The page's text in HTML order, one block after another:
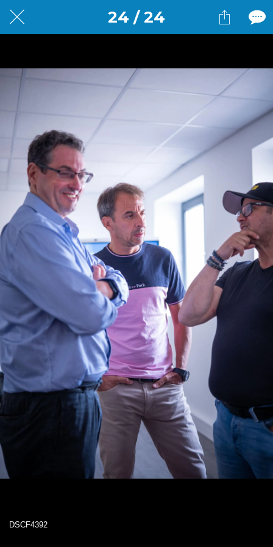
24 / 24
DSCF4392